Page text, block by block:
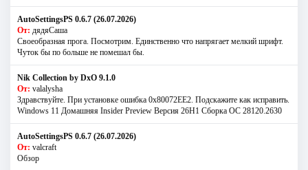
AutoSettingsPS 0.6.7 (26.07.2026)
От: дядяСаша
Своеобразная прога. Посмотрим. Единственно что напрягает мелкий шрифт.
Чуток бы по больше не помешал бы.
Nik Collection by DxO 9.1.0
От: valalysha
Здравствуйте. При установке ошибка 0х80072EE2. Подскажите как исправить.
Windows 11 Домашняя Insider Preview Версия 26H1 Сборка ОС 28120.2630
AutoSettingsPS 0.6.7 (26.07.2026)
От: valcraft
Обзор